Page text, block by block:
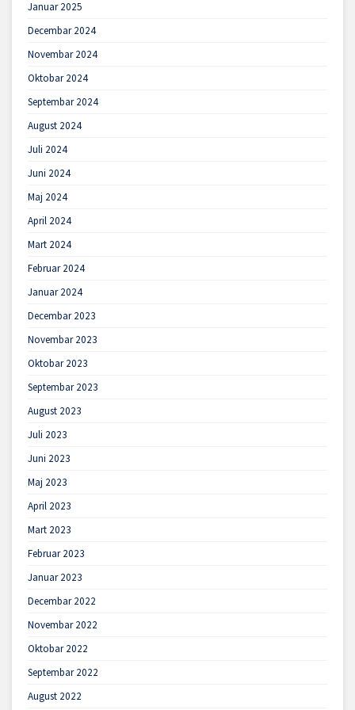
Januar 2025
Decembar 2024
Novembar 2024
Oktobar 2024
Septembar 2024
August 2024
Juli 2024
Juni 2024
Maj 2024
April 2024
Mart 2024
Februar 2024
Januar 2024
Decembar 2023
Novembar 2023
Oktobar 2023
Septembar 2023
August 2023
Juli 2023
Juni 2023
Maj 2023
April 2023
Mart 2023
Februar 2023
Januar 2023
Decembar 2022
Novembar 2022
Oktobar 2022
Septembar 2022
August 2022